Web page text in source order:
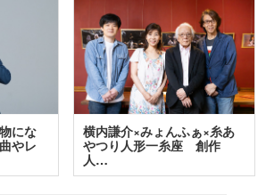
にな
やレ
横内謙介×みょんふぁ×糸あ
やつり人形一糸座 創作
人…